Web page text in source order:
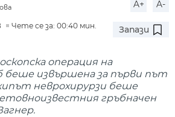
A+ A-
Чете се за: 00:40 мин.
Запази
операция на
беше извършена за първи път
неврохирурзи беше
гръбначен